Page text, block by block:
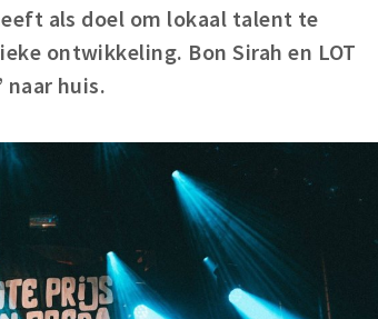
als doel om lokaal talent te
ontwikkeling. Bon Sirah en LOT
naar huis.